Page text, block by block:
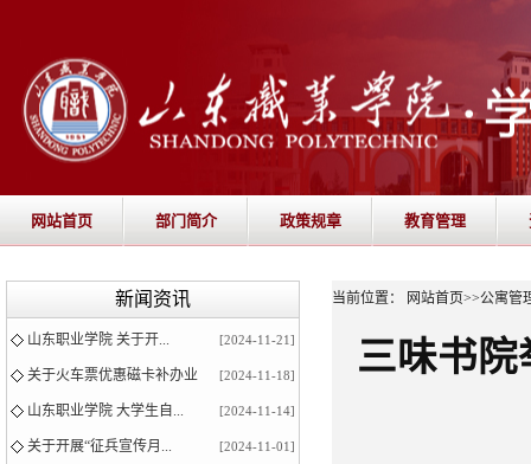
网站首页 部门简介 政策规章 教育管理
新闻资讯
山东职业学院 关于开... [2024-11-21]
关于火车票优惠磁卡补办业 [2024-11-18]
山东职业学院 大学生自... [2024-11-14]
关于开展“征兵宣传月... [2024-11-01]
当前位置： 网站首页>>公寓管
三味书院